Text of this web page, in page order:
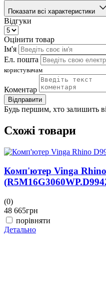
Показати всі характеристики
Відгуки
Оцінити товар
Ім'я
Ел. пошта
користувачам
Коментар
Відправити
Будь першим, хто залишить
Схожі товари
Комп'ютер Vinga
(0)
48 665грн
порівняти
Детально